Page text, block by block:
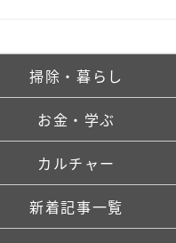
掃除・暮らし
お金・学ぶ
カルチャー
新着記事一覧